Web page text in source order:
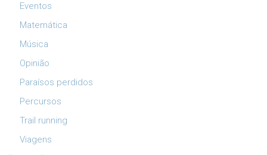
Eventos
Matemática
Música
Opinião
Paraísos perdidos
Percursos
Trail running
Viagens